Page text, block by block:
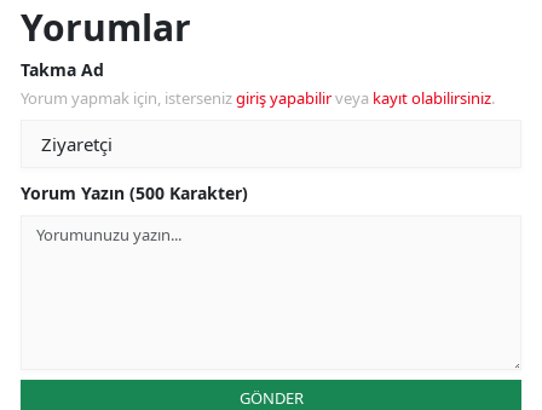
Yorumlar
Takma Ad
Yorum yapmak için, istersenizgiriş yapabilirveya kayıt olabilirsiniz.
Yorum Yazın (500 Karakter)
GÖNDER